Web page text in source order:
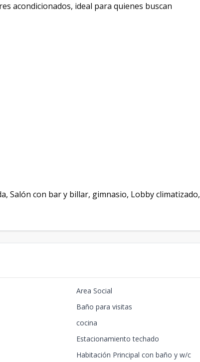
acondicionados, ideal para quienes buscan
Salón con bar y billar, gimnasio, Lobby climatizado,
Area Social
Baño para visitas
cocina
Estacionamiento techado
Habitación Principal con baño y w/c